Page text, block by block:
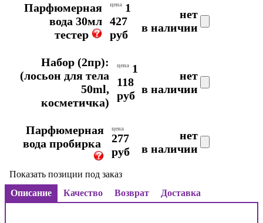
Парфюмерная
вода 30мл
тестер
цена 1
427
руб
нет
в наличии
Набор (2пр):
(лосьон для тела
50ml,
косметичка)
цена 1
118
руб
нет
в наличии
Парфюмерная
вода пробирка
цена
277
руб
нет
в наличии
Показать позиции под заказ
Описание
Качество Возврат Доставка